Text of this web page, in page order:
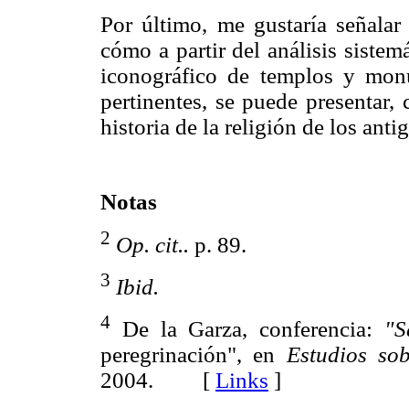
Por último, me gustaría
cómo a partir del análisis
iconográfico de templos y
pertinentes, se puede
historia de la religión de los
Notas
2 Op. cit.. p. 89.
3 Ibid.
4 De la Garza, conferencia:
peregrinación", enEstudios
2004. [ Links ]